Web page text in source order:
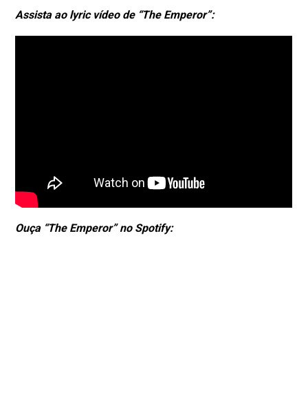
Assista ao lyric vídeo de “The Emperor”:
Ouça “The Emperor” no Spotify: